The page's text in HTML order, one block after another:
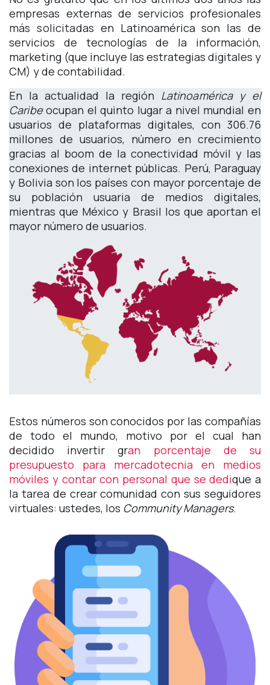
empresas externas de servicios profesionales
más solicitadas en Latinoamérica son las de
servicios de tecnologías de la información,
marketing (que incluye las estrategias digitales y
CM) y de contabilidad.
En la actualidad la región Latinoamérica y el
Caribeocupan el quinto lugar a nivel mundial en
usuarios de plataformas digitales, con 306.76
millones de usuarios, número en crecimiento
gracias al boom de la conectividad móvil y las
conexiones de internet públicas. Perú, Paraguay
y Bolivia son los países con mayor porcentaje de
su población usuaria de medios digitales,
mientras que México y Brasil los que aportan el
mayor número de usuarios.
Estos números son conocidos por las compañías
de todo el mundo, motivo por el cual han
decidido invertir gran porcentaje de su
presupuesto para mercadotecnia en medios
móviles y contar con personal que se dedique a
la tarea de crear comunidad con sus seguidores
virtuales: ustedes, los Community Managers.